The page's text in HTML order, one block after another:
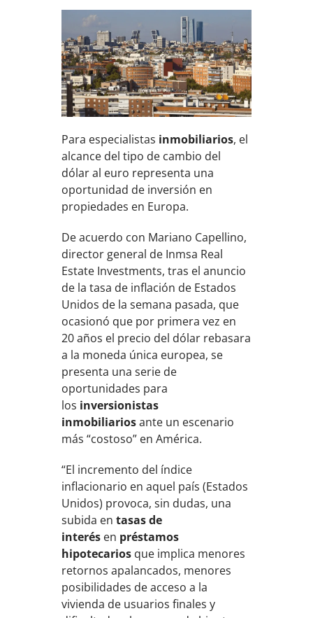
Para especialistas inmobiliarios, el
alcance del tipo de cambio del
dólar al euro representa una
oportunidad de inversión en
propiedades en Europa.
De acuerdo con Mariano Capellino,
director general de Inmsa Real
Estate Investments, tras el anuncio
de la tasa de inflación de Estados
Unidos de la semana pasada, que
ocasionó que por primera vez en
20 años el precio del dólar rebasara
a la moneda única europea, se
presenta una serie de
oportunidades para
los inversionistas
inmobiliariosante un escenario
más “costoso” en América.
“El incremento del índice
inflacionario en aquel país (Estados
Unidos) provoca, sin dudas, una
subida entasas de
interés en préstamos
hipotecarios que implica menores
retornos apalancados, menores
posibilidades de acceso a la
vivienda de usuarios finales y